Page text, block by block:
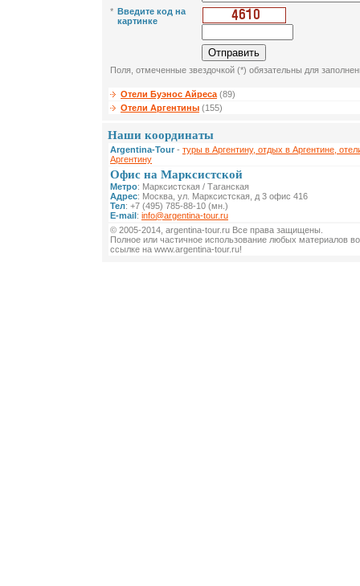
* Введите код на
картинке
Поля, отмеченные звездочкой (*) обязательны для
Отели Буэнос Айреса(89)
Отели Аргентины (155)
Наши координаты
Argentina-Tour - туры в Аргентину, отдых в Аргентине,
Аргентину
Офис на Марксистской
Метро: Марксистская / Таганская
Адрес: Москва, ул. Марксистская, д 3 офис 416
Тел: +7 (495) 785-88-10 (мн.)
E-mail: info@argentina-tour.ru
© 2005-2014, argentina-tour.ru Все права защищены.
Полное или частичное использование любых материалов
ссылке на www.argentina-tour.ru!